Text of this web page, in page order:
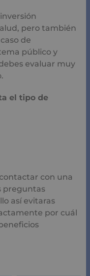
o
no será
están